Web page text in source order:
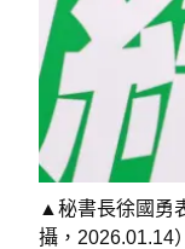
▲秘書長徐國勇
攝，2026.01.14）